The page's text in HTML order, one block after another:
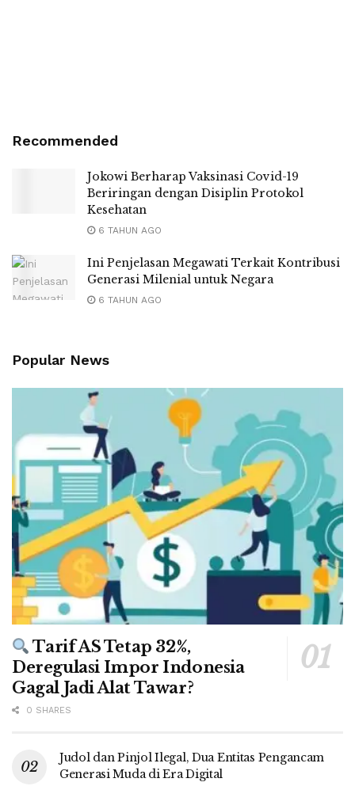
Recommended
Jokowi Berharap Vaksinasi Covid-19
Beriringan dengan Disiplin Protokol
Kesehatan
6 TAHUN AGO
Ini Penjelasan Megawati Terkait Kontribusi
Generasi Milenial untuk Negara
6 TAHUN AGO
Popular News
Tarif AS Tetap 32%,
Deregulasi Impor Indonesia
Gagal Jadi Alat Tawar?
0 SHARES
Judol dan Pinjol Ilegal, Dua Entitas Pengancam
Generasi Muda di Era Digital